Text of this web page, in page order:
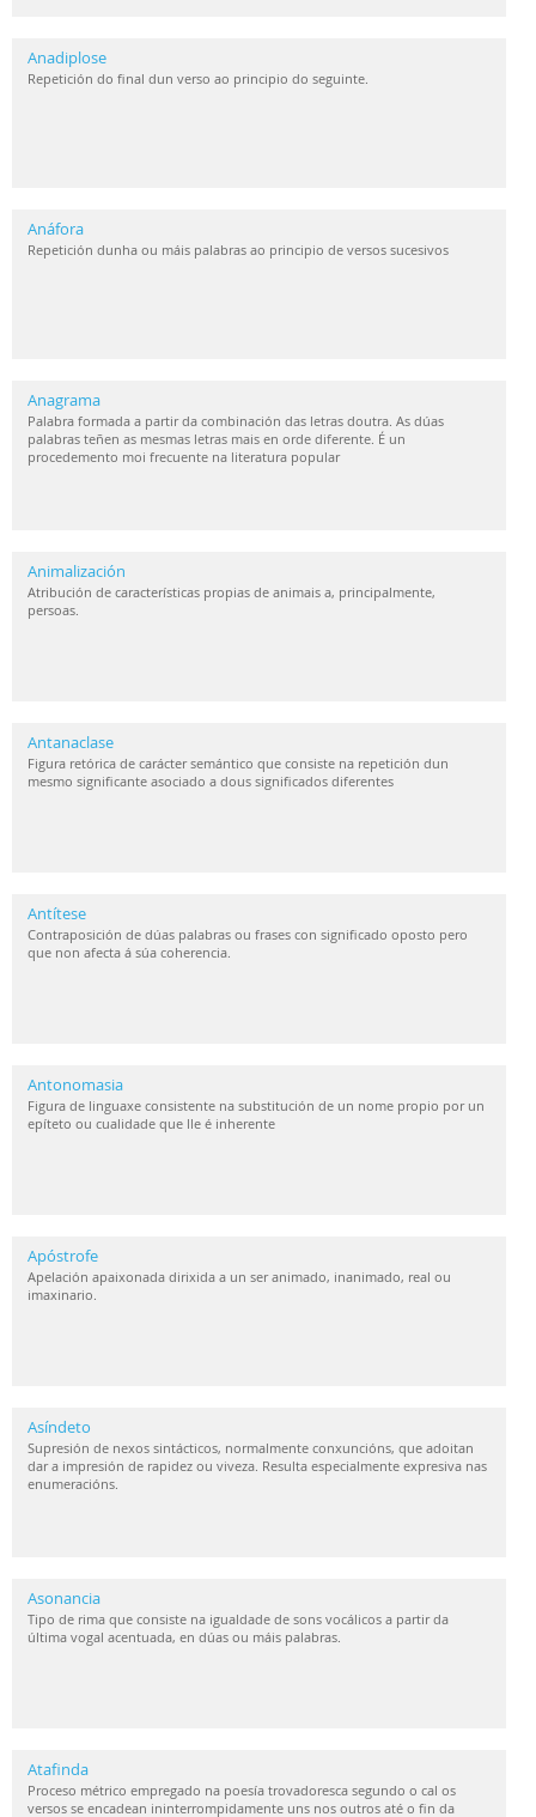
Anadiplose
Repetición do final dun verso ao principio do seguinte.
Anáfora
Repetición dunha ou máis palabras ao principio de versos sucesivos
Anagrama
Palabra formada a partir da combinación das letras doutra. As dúas
palabras teñen as mesmas letras mais en orde diferente. É un
procedemento moi frecuente na literatura popular
Animalización
Atribución de características propias de animais a, principalmente,
persoas.
Antanaclase
Figura retórica de carácter semántico que consiste na repetición dun
mesmo significante asociado a dous significados diferentes
Antítese
Contraposición de dúas palabras ou frases con significado oposto pero
que non afecta á súa coherencia.
Antonomasia
Figura de linguaxe consistente na substitución de un nome propio por un
epíteto ou cualidade que lle é inherente
Apóstrofe
Apelación apaixonada dirixida a un ser animado, inanimado, real ou
imaxinario.
Asíndeto
Supresión de nexos sintácticos, normalmente conxuncións, que adoitan
dar a impresión de rapidez ou viveza. Resulta especialmente expresiva nas
enumeracións.
Asonancia
Tipo de rima que consiste na igualdade de sons vocálicos a partir da
última vogal acentuada, en dúas ou máis palabras.
Atafinda
Proceso métrico empregado na poesía trovadoresca segundo o cal os
versos se encadean ininterrompidamente uns nos outros até o fin da